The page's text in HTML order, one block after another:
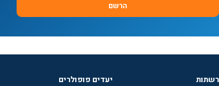
הרשם
רשתות יעדים פופולרים